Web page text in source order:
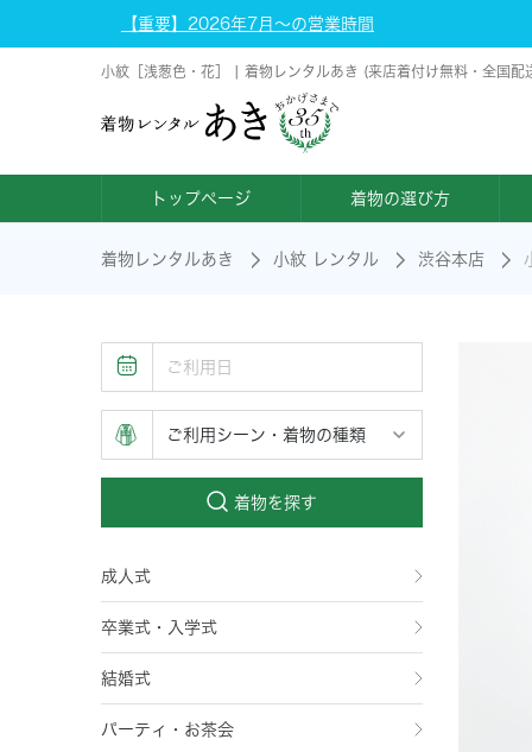
【重要】2026年7月～の営業時間
小紋［浅葱色・花］ | 着物レンタルあき (来店着付け無料・全国配
トップページ 着物の選び方
着物レンタルあき 小紋 レンタル 渋谷本店
着物を探す
成人式
卒業式・入学式
結婚式
パーティ・お茶会